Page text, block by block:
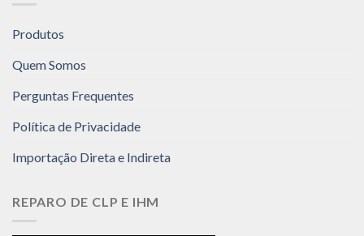
Produtos
Quem Somos
Perguntas Frequentes
Política de Privacidade
Importação Direta e Indireta
REPARO DE CLP E IHM